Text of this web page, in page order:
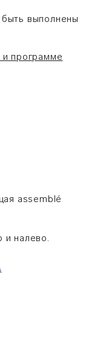
выполнены
и программе
assemblé
и налево.